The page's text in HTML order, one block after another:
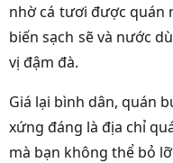
nhờ cá tươi được quán
biến sạch sẽ và nước
vị đậm đà.
Giá lại bình dân, quán
xứng đáng là địa chỉ
mà bạn không thể bỏ